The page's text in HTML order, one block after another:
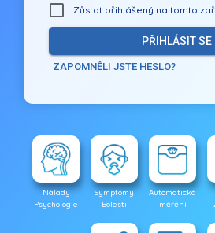
Zůstat přihlášený na tomto
PŘIHLÁSIT SE
ZAPOMNĚLI JSTE HESLO?
Nálady
Psychologie
Symptomy
Bolesti
Automatická
měřění